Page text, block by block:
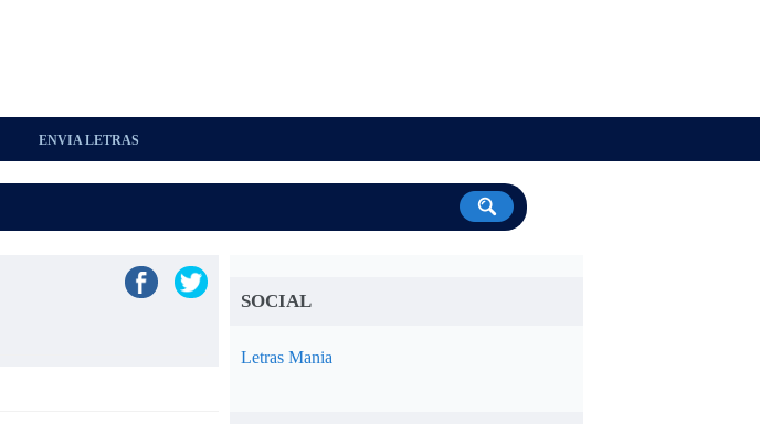
ENVIA LETRAS
SOCIAL
Letras Mania